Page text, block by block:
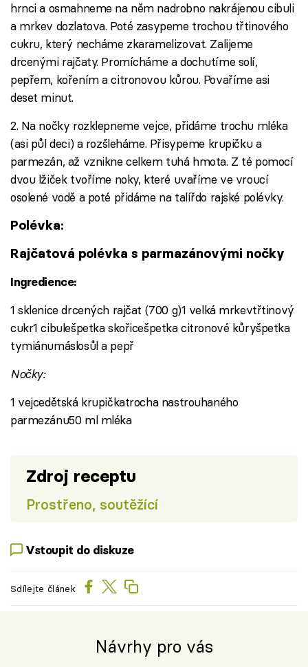
hrnci a osmahneme na něm nadrobno nakrájenou cibuli
a mrkev dozlatova. Poté zasypeme trochou třtinového
cukru, který necháme zkaramelizovat. Zalijeme
drcenými rajčaty. Promícháme a dochutíme solí,
pepřem, kořením a citronovou kůrou. Povaříme asi
deset minut.
2. Na nočky rozklepneme vejce, přidáme trochu mléka
(asi půl deci) a rozšleháme. Přisypeme krupičku a
parmezán, až vznikne celkem tuhá hmota. Z té pomocí
dvou lžiček tvoříme noky, které uvaříme ve vroucí
osolené vodě a poté přidáme na talířdo rajské polévky.
Polévka:
Rajčatová polévka s parmazánovými nočky
Ingredience:
1 sklenice drcených rajčat (700 g)1 velká mrkevtřtinový
cukr1 cibulešpetka skořicešpetka citronové kůryšpetka
tymiánumáslosůl a pepř
Nočky:
1 vejcedětská krupičkatrocha nastrouhaného
parmezánu50 ml mléka
Zdroj receptu
Prostřeno, soutěžící
Vstoupit do diskuze
Sdílejte článek
Návrhy pro vás